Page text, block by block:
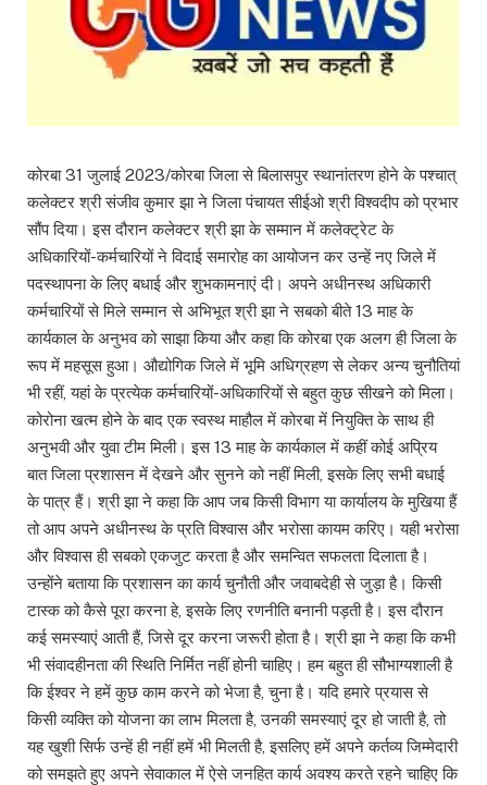
कोरबा 31 जुलाई 2023/कोरबा जिला से बिलासपुर स्थानांतरण होने के पश्चात्
कलेक्टर श्री संजीव कुमार झा ने जिला पंचायत सीईओ श्री विश्वदीप को प्रभार
सौंप दिया। इस दौरान कलेक्टर श्री झा के सम्मान में कलेक्ट्रेट के
अधिकारियों-कर्मचारियों ने विदाई समारोह का आयोजन कर उन्हें नए जिले में
पदस्थापना के लिए बधाई और शुभकामनाएं दी। अपने अधीनस्थ अधिकारी
कर्मचारियों से मिले सम्मान से अभिभूत श्री झा ने सबको बीते 13 माह के
कार्यकाल के अनुभव को साझा किया और कहा कि कोरबा एक अलग ही जिला के
रूप में महसूस हुआ। औद्योगिक जिले में भूमि अधिग्रहण से लेकर अन्य चुनौतियां
भी रहीं, यहां के प्रत्येक कर्मचारियों-अधिकारियों से बहुत कुछ सीखने को मिला।
कोरोना खत्म होने के बाद एक स्वस्थ माहौल में कोरबा में नियुक्ति के साथ ही
अनुभवी और युवा टीम मिली। इस 13 माह के कार्यकाल में कहीं कोई अप्रिय
बात जिला प्रशासन में देखने और सुनने को नहीं मिली, इसके लिए सभी बधाई
के पात्र हैं। श्री झा ने कहा कि आप जब किसी विभाग या कार्यालय के मुखिया हैं
तो आप अपने अधीनस्थ के प्रति विश्वास और भरोसा कायम करिए। यही भरोसा
और विश्वास ही सबको एकजुट करता है और समन्वित सफलता दिलाता है।
उन्होंने बताया कि प्रशासन का कार्य चुनौती और जवाबदेही से जुड़ा है। किसी
टास्क को कैसे पूरा करना हे, इसके लिए रणनीति बनानी पड़ती है। इस दौरान
कई समस्याएं आती हैं, जिसे दूर करना जरूरी होता है। श्री झा ने कहा कि कभी
भी संवादहीनता की स्थिति निर्मित नहीं होनी चाहिए। हम बहुत ही सौभाग्यशाली है
कि ईश्वर ने हमें कुछ काम करने को भेजा है, चुना है। यदि हमारे प्रयास से
किसी व्यक्ति को योजना का लाभ मिलता है, उनकी समस्याएं दूर हो जाती है, तो
यह खुशी सिर्फ उन्हें ही नहीं हमें भी मिलती है, इसलिए हमें अपने कर्तव्य जिम्मेदारी
को समझते हुए अपने सेवाकाल में ऐसे जनहित कार्य अवश्य करते रहने चाहिए कि